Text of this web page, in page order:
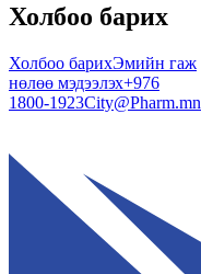
Холбоо барих
Холбоо барихЭмийн гаж
нөлөө мэдээлэх+976
1800-1923City@Pharm.mn